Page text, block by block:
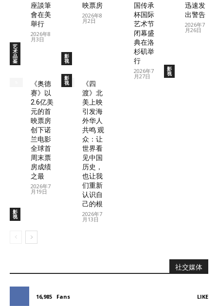
艺
术
品
鉴
座談筆
會在美
舉行
2026年8
月3日
影
视
映票房
2026年8
月2日
国传承
杯国际
艺术节
闭幕盛
典在洛
杉矶举
行
2026年7
月27日
影
视
迅速发
出警告
2026年7
月26日
影
视
《奥德
赛》以
2.6亿美
元的首
映票房
创下诺
兰电影
全球首
周末票
房成绩
之最
2026年7
月19日
影
视
《四
渡》北
美上映
引发海
外华人
共鸣 观
众：让
世界看
见中国
历史，
也让我
们重新
认识自
己的根
2026年7
月13日
社交媒体
16,985 Fans LIKE